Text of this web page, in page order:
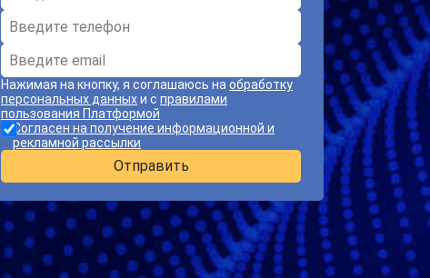
Нажимая на кнопку, я соглашаюсь на обработку
персональных данныхи с правилами
пользования Платформой
Согласен на получение информационной и
рекламной рассылки
Отправить